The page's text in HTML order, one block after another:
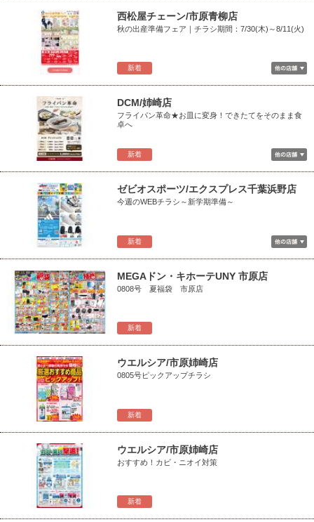
新着
西松屋チェーン/市原青柳店
秋の出産準備フェア｜チラシ期間：7/30(木)～8/11(火)
新着
DCM/姉崎店
フライパン革命★お皿に変身！できたてをそのまま食
卓へ
新着
ゼビオスポーツ/エクスプレス千葉浜野店
今週のWEBチラシ～新学期準備～
新着
MEGAドン・キホーテUNY 市原店
0808号 夏福袋 市原店
新着
ウエルシア/市原姉崎店
0805号ピックアップチラシ
新着
ウエルシア/市原姉崎店
おすすめ！カビ・ニオイ対策